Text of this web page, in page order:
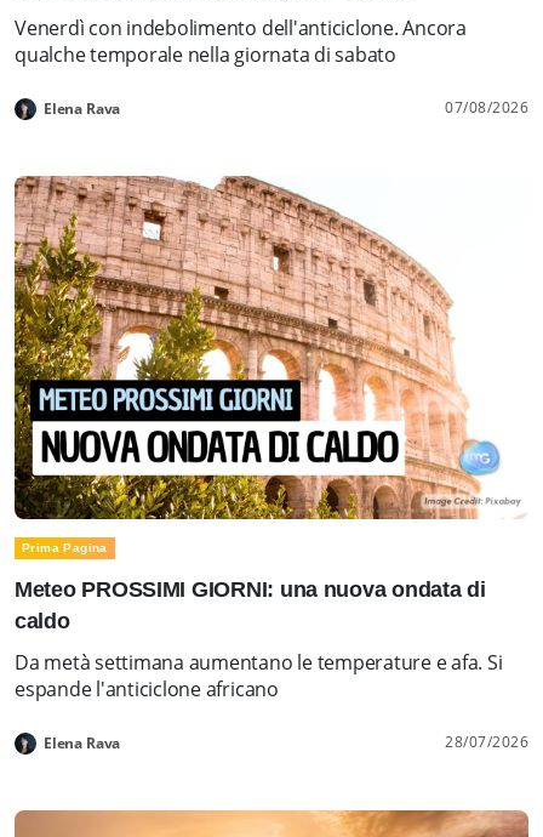
Venerdì con indebolimento dell'anticiclone. Ancora
qualche temporale nella giornata di sabato
Elena Rava 07/08/2026
Prima Pagina
Meteo PROSSIMI GIORNI: una nuova ondata di
caldo
Da metà settimana aumentano le temperature e afa. Si
espande l'anticiclone africano
Elena Rava 28/07/2026